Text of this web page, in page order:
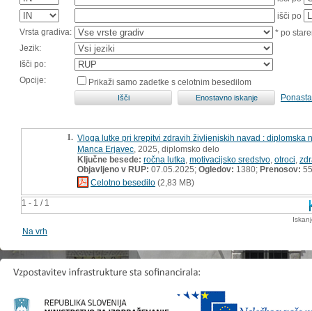
išči po
Vrsta gradiva:
* po
Jezik:
Išči po:
Opcije:
Prikaži samo zadetke s celotnim besedilom
1 - 1 / 1
1. Vloga lutke pri krepitvi zdravih življenjskih navad : diplomska
Manca Erjavec , 2025, diplomsko delo
Ključne besede: ročna lutka motivacijsko sredstvo otroci
Objavljeno v RUP: 07.05.2025; Ogledov: 1380; Prenosov: 55
Celotno besedilo (2,83 MB)
Na vrh